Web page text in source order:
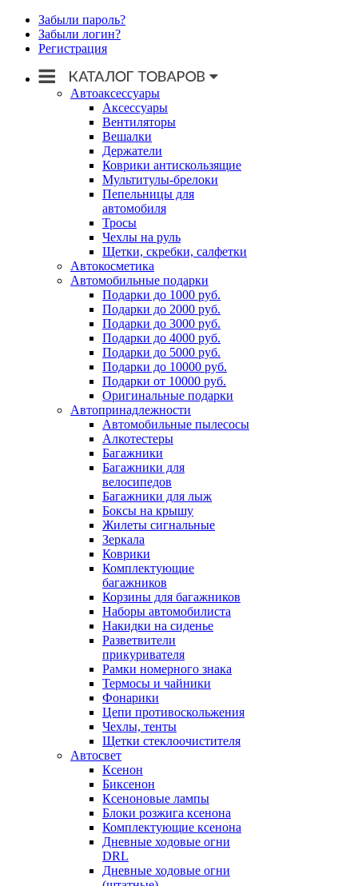
Забыли пароль?
Забыли логин?
Регистрация
Автоаксессуары
Аксессуары
Вентиляторы
Вешалки
Держатели
Коврики антискользящие
Мультитулы-брелоки
Пепельницы для
автомобиля
Тросы
Чехлы на руль
Щетки, скребки, салфетки
Автокосметика
Автомобильные подарки
Подарки до 1000 руб.
Подарки до 2000 руб.
Подарки до 3000 руб.
Подарки до 4000 руб.
Подарки до 5000 руб.
Подарки до 10000 руб.
Подарки от 10000 руб.
Оригинальные подарки
Автопринадлежности
Автомобильные пылесосы
Алкотестеры
Багажники
Багажники для
велосипедов
Багажники для лыж
Боксы на крышу
Жилеты сигнальные
Зеркала
Коврики
Комплектующие
багажников
Корзины для багажников
Наборы автомобилиста
Накидки на сиденье
Разветвители
прикуривателя
Рамки номерного знака
Термосы и чайники
Фонарики
Цепи противоскольжения
Чехлы, тенты
Щетки стеклоочистителя
Автосвет
Ксенон
Биксенон
Ксеноновые лампы
Блоки розжига ксенона
Комплектующие ксенона
Дневные ходовые огни
DRL
Дневные ходовые огни